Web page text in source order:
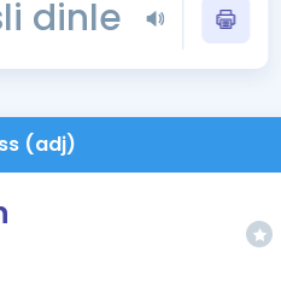
YDS - YÖKDİL
İngilizce Gramer
dinle
(adj)